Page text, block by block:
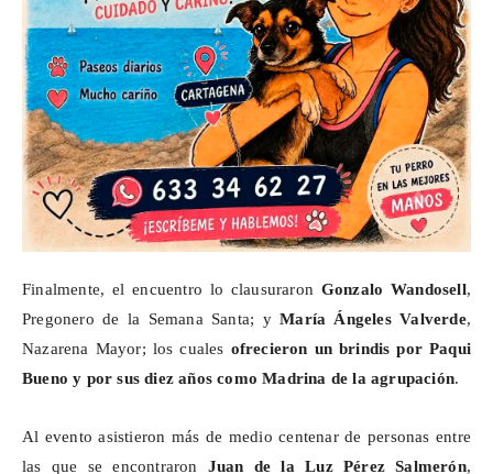
Finalmente, el encuentro lo clausuraron Gonzalo Wandosell,
Pregonero de la Semana Santa; yMaría Ángeles Valverde,
Nazarena Mayor; los cuales ofrecieron un brindis por Paqui
Bueno y por sus diez años como Madrina de la agrupación.
Al evento asistieron más de medio centenar de personas entre
las que se encontraron Juan de la Luz Pérez Salmerón,